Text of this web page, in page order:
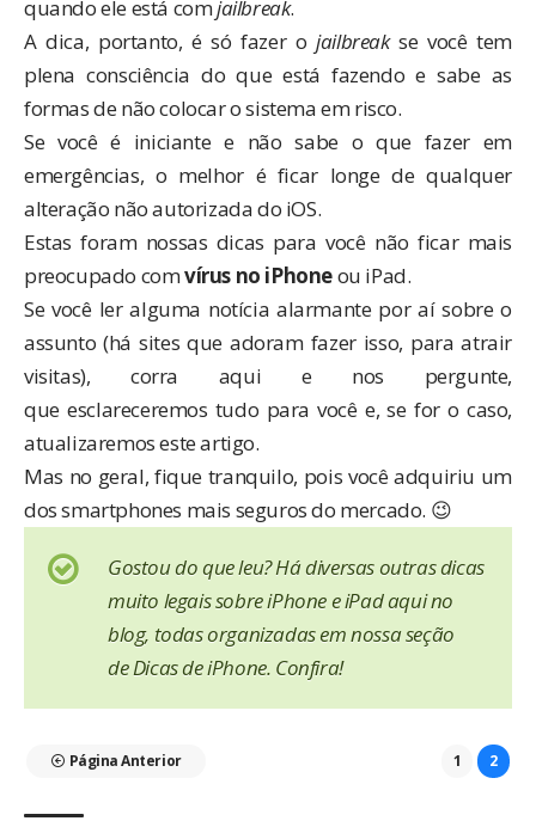
quando ele está comjailbreak.
A dica, portanto, é só fazer ojailbreakse você tem
plena consciência do que está fazendo e sabe as
formas de não colocar o sistema em risco.
Se você é iniciante e não sabe o que fazer em
emergências, o melhor é ficar longe de qualquer
alteração não autorizada do iOS.
Estas foram nossas dicas para você não ficar mais
preocupado comvírus no iPhoneou iPad.
Se você ler alguma notícia alarmante por aí sobre o
assunto (há sites que adoram fazer isso, para atrair
visitas), corra aqui e nos pergunte,
que esclareceremos tudo para você e, se for o caso,
atualizaremos este artigo.
Mas no geral, fique tranquilo, pois você adquiriu um
dos smartphones mais seguros do mercado. 😉
Gostou do que leu? Há diversas outras dicas
muito legais sobre iPhone e iPad aqui no
blog, todas organizadas em nossa seção
deDicas de iPhone. Confira!
Página Anterior 1 2